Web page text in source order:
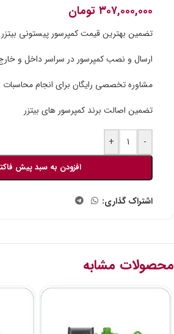
۳۰۷,۰۰۰,۰۰۰ تومان
تضمین بهترین قیمت کمپرسور پیستونی بیتزر
ارسال و نصب کمپرسور در سراسر داخل و
مشاوره تخصصی رایگان برای انجام محاسبات
تضمین اصالت برند کمپرسور های بیتزر
-
+
افزودن به سبد پیش
اشتراک گذاری:
محصولات مشابه